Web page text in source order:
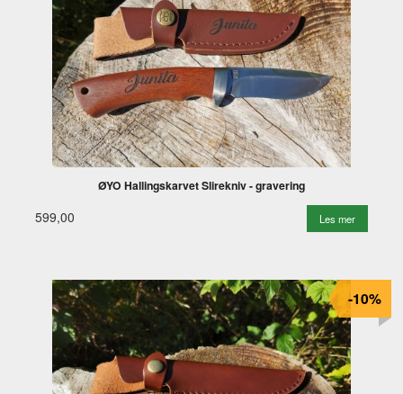
ØYO Hallingskarvet Slirekniv - gravering
599,00 Les mer
-10%